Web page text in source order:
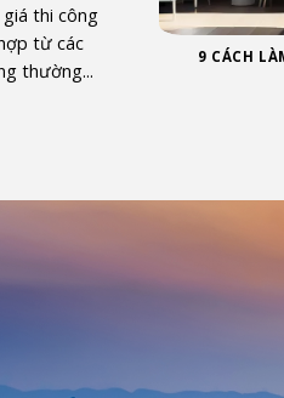
thi công
từ các
thường...
9 CÁCH